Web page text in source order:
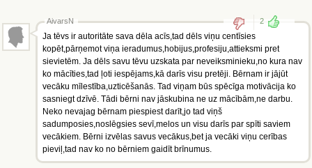
AivarsN 2
Ja tēvs ir autoritāte sava dēla acīs,tad dēls viņu centīsies
kopēt,pārņemot viņa ieradumus,hobijus,profesiju,attieksmi pret
sievietēm. Ja dēls savu tēvu uzskata par neveiksminieku,no kura nav
ko mācīties,tad ļoti iespējams,kā darīs visu pretēji. Bērnam ir jājūt
vecāku mīlestība,uzticēšanās. Tad viņam būs spēcīga motivācija ko
sasniegt dzīvē. Tādi bērni nav jāskubina ne uz mācībām,ne darbu.
Neko nevajag bērnam piespiest darīt,jo tad viņš
sadumposies,noslēgsies sevī,melos un visu darīs par spīti saviem
vecākiem. Bērni izvēlas savus vecākus,bet ja vecāki viņu cerības
pieviļ,tad nav ko no bērniem gaidīt brīnumus.